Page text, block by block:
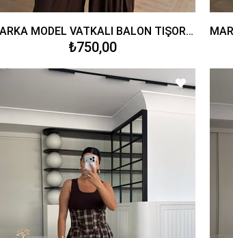
MARKA MODEL VATKALI BALON TİŞÖRT BEYAZ
₺750,00